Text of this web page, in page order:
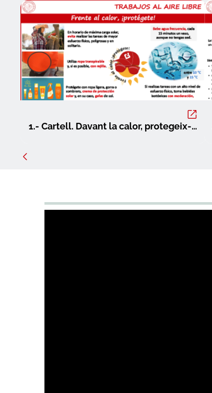
1.- Cartell. Davant la calor, protegeix-